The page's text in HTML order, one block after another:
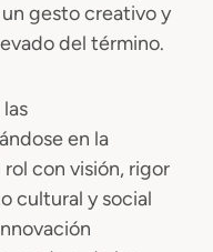
gesto creativo y
del término.
en la
con visión, rigor
cultural y social